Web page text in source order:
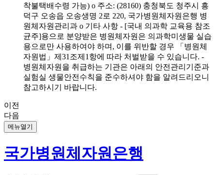
착불택배수령 가능) o 주소: (28160) 충청북도 청주시 흥
덕구 오송읍 오송생명 2로 220, 국가병원체자원은행 병
원체자원관리과 o 기타 사항 - [국내 의과학 교육용 참조
균주]용으로 분양받은 병원체자원은 의과학미생물 실습
용으로만 사용하여야 하며, 이를 위반할 경우 「병원체
자원법」제31조제1항에 따라 처벌받을 수 있습니다. -
병원체자원을 취급하는 기관은 아래의 안전관리기준과
실험실 생물안전수칙을 준수하셔야 함을 알려드리오니
참고하시기 바랍니다.
이전
다음
메뉴열기
국가병원체자원은행